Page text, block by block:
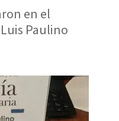
en el
Paulino